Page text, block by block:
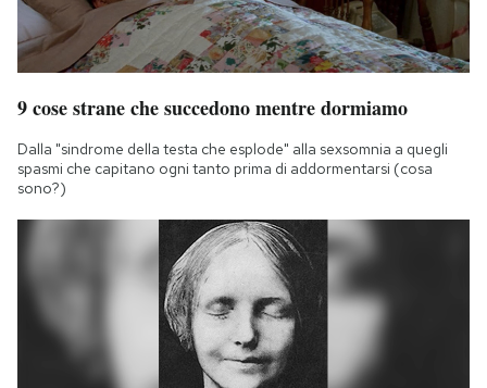
9 cose strane che succedono mentre dormiamo
Dalla "sindrome della testa che esplode" alla sexsomnia a quegli
spasmi che capitano ogni tanto prima di addormentarsi (cosa
sono?)